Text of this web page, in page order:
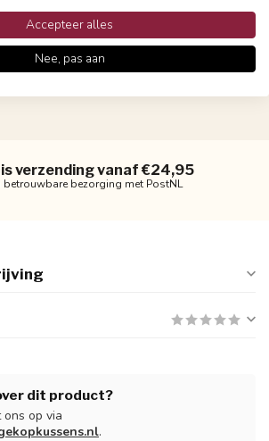
verzending vanaf €24,95
betrouwbare bezorging met PostNL
dit product?
op via
.
Accepteer alles
Nee, pas aan